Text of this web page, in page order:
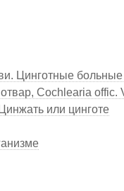
Цинготные больные
Cochlearia offic.
или цинготе